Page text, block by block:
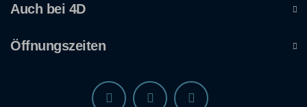
Auch bei 4D
Öffnungszeiten